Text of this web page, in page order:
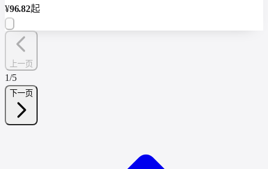
¥96.82起
上一页
1/5
下一页